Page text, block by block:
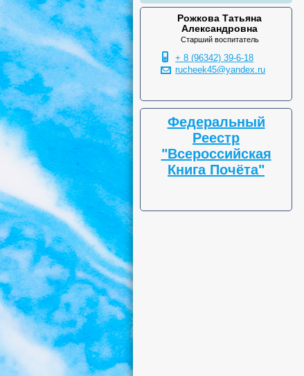
Рожкова Татьяна
Александровна
Старший воспитатель
+ 8 (96342) 39-6-18
rucheek45@yandex.ru
Федеральный
Реестр
"Всероссийская
Книга Почёта"